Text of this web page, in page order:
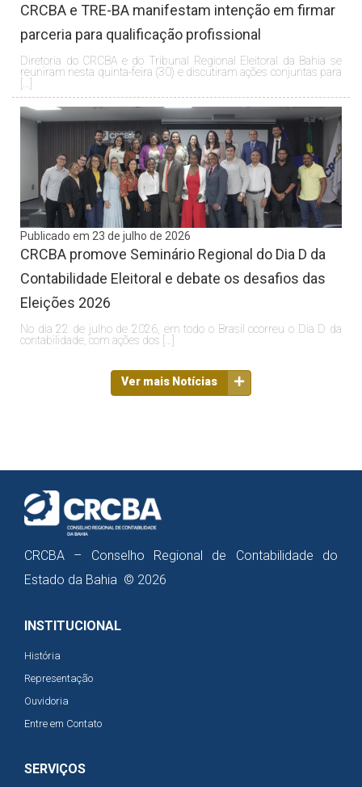
CRCBA e TRE-BA manifestam intenção em firmar
parceria para qualificação profissional
Diretoria do CRCBA e do Tribunal Regional Eleitoral da Bahia se
reuniram nesta quinta-feira (30) e discutiram ações conjuntas para
Publicado em 23 de julho de 2026
CRCBA promove Seminário Regional do Dia D da
Contabilidade Eleitoral e debate os desafios das
Eleições 2026
No dia 22 de julho de 2026, em todo o Brasil ocorreu o Dia D da
contabilidade, com ações dos […]
Ver mais Notícias
CRCBA – Conselho Regional de Contabilidade do
Estado da Bahia © 2026
INSTITUCIONAL
História
Representação
Ouvidoria
Entre em Contato
SERVIÇOS